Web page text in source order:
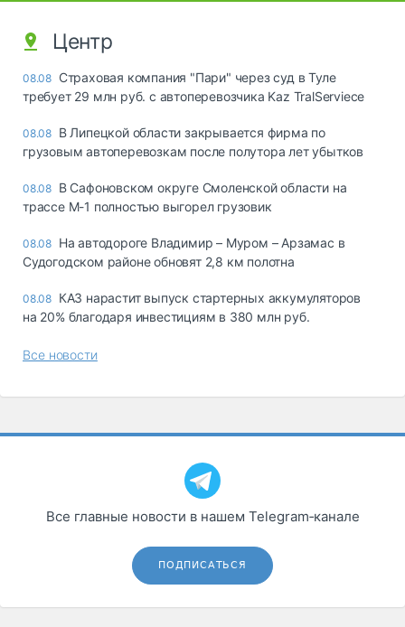
Центр
08.08 Страховая компания "Пари" через суд в Туле
требует 29 млн руб. с автоперевозчика Kaz TralServiece
08.08 В Липецкой области закрывается фирма по
грузовым автоперевозкам после полутора лет убытков
08.08 В Сафоновском округе Смоленской области на
трассе М-1 полностью выгорел грузовик
08.08 На автодороге Владимир – Муром – Арзамас в
Судогодском районе обновят 2,8 км полотна
08.08 КАЗ нарастит выпуск стартерных аккумуляторов
на 20% благодаря инвестициям в 380 млн руб.
Все новости
Все главные новости в нашем Telegram‑канале
ПОДПИСАТЬСЯ